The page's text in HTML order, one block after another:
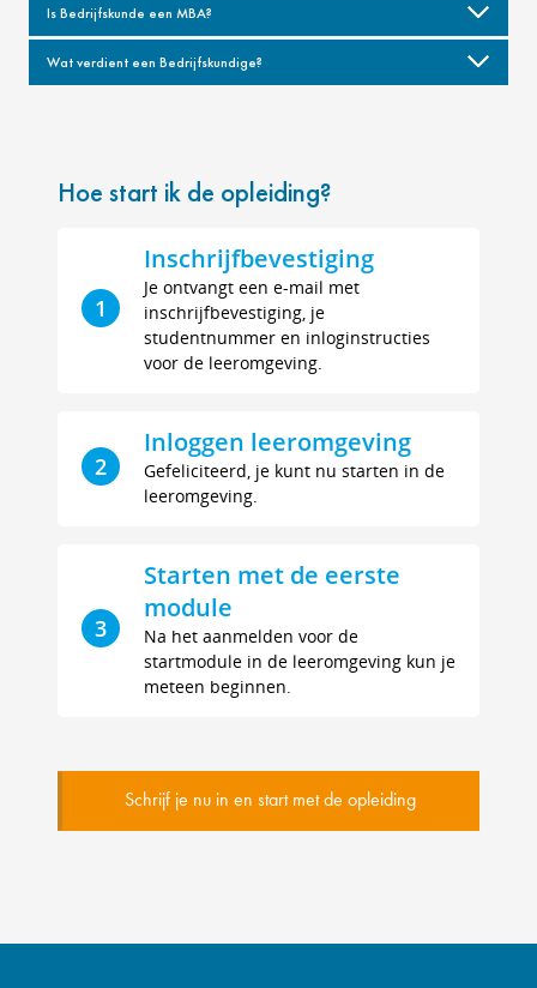
Is Bedrijfskunde een MBA?
Wat verdient een Bedrijfskundige?
Hoe start ik de opleiding?
1
Inschrijfbevestiging
Je ontvangt een e-mail met
inschrijfbevestiging, je
studentnummer en inloginstructies
voor de leeromgeving.
2
Inloggen leeromgeving
Gefeliciteerd, je kunt nu starten in de
leeromgeving.
3
Starten met de eerste
module
Na het aanmelden voor de
startmodule in de leeromgeving kun je
meteen beginnen.
Schrijf je nu in en start met de opleiding